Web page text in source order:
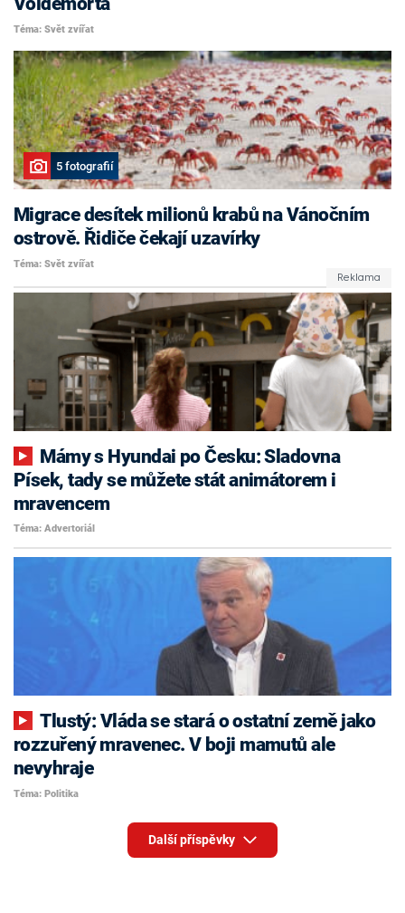
Téma: Svět zvířat
5 fotografií
Migrace desítek milionů krabů na Vánočním
ostrově. Řidiče čekají uzavírky
Téma: Svět zvířat
Písek, tady se můžete stát animátorem i
mravencem
Téma: Advertoriál
Tlustý: Vláda se stará o ostatní země jako
rozzuřený mravenec. V boji mamutů ale
nevyhraje
Téma: Politika
Další příspěvky